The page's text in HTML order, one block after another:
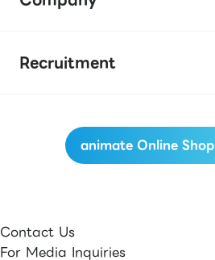
Recruitment
animate Online Shop
Contact Us
For Media Inquiries